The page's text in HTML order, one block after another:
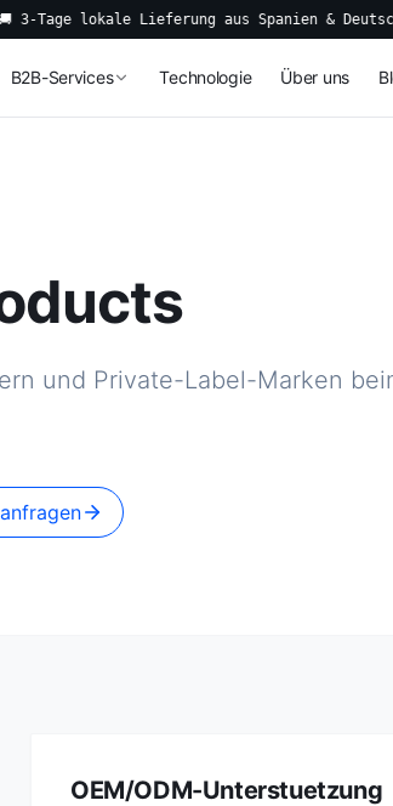
lokale Lieferung aus Spanien & Deutschland
B2B-Services Technologie Über uns
und Private-Label-Marken
OEM/ODM-Unterstuetzung